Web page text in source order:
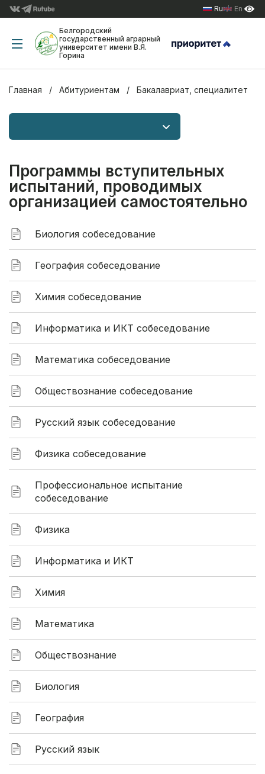
Ru En
Белгородский
государственный аграрный
университет имени В.Я.
Горина
Главная Абитуриентам Бакалавриат, специалитет
Программы вступительных
испытаний, проводимых
организацией самостоятельно
Биология собеседование
География собеседование
Химия собеседование
Информатика и ИКТ собеседование
Математика собеседование
Обществознание собеседование
Русский язык собеседование
Физика собеседование
Профессиональное испытание
собеседование
Физика
Информатика и ИКТ
Химия
Математика
Обществознание
Биология
География
Русский язык